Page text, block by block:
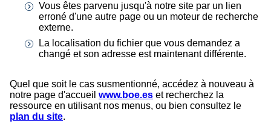
Vous êtes parvenu jusqu'à notre site par un lien
erroné d'une autre page ou un moteur de recherche
externe.
La localisation du fichier que vous demandez a
changé et son adresse est maintenant différente.
Quel que soit le cas susmentionné, accédez à nouveau à
notre page d'accueil www.boe.es et recherchez la
ressource en utilisant nos menus, ou bien consultez le
plan du site.